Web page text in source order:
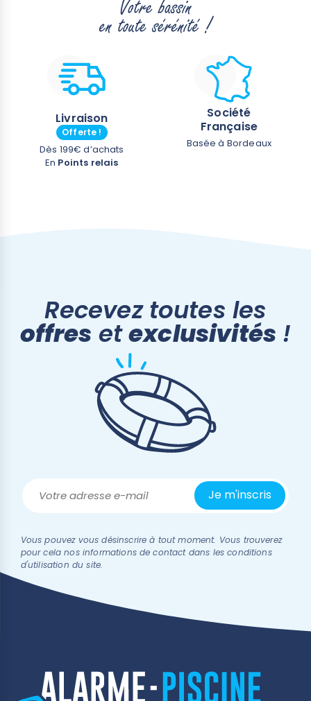
Livraison
Offerte !
Dès 199€ d’achats
En Points relais
Société
Française
Basée à Bordeaux
Recevez toutes les
offres etexclusivités !
Vous pouvez vous désinscrire à tout moment. Vous trouverez
pour cela nos informations de contact dans les conditions
d'utilisation du site.